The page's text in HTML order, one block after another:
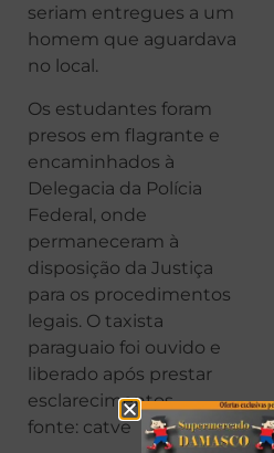
seriam entregues a um
homem que aguardava
no local.
Os estudantes foram
presos em flagrante e
encaminhados à
Delegacia da Polícia
Federal, onde
permaneceram à
disposição da Justiça
para os procedimentos
legais. O taxista
paraguaio foi ouvido e
liberado após prestar
esclarecimentos.
fonte: catve